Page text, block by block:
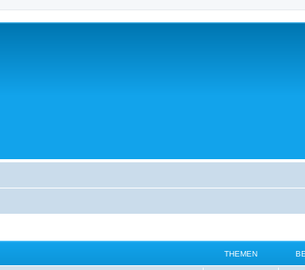
THEMEN